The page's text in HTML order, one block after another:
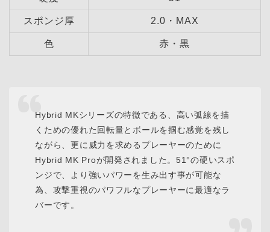
スポンジ厚 2.0・MAX
色 赤・黒
Hybrid MKシリーズの特徴である、高い弧線を描
くための優れた回転量とボールを掴む感覚を残し
ながら、更に威力を求めるプレーヤーのために
Hybrid MK Proが開発されました。51°の硬いスポ
ンジで、より強いパワーを生み出す事が可能な
為、攻撃重視のパワフルなプレーヤーに最適なラ
バーです。